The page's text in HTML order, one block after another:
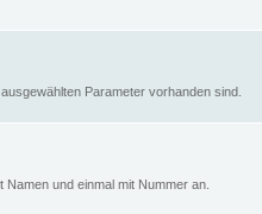
Parameter vorhanden sind.
und einmal mit Nummer an.